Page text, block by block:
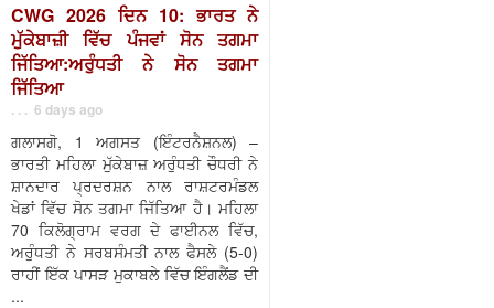
CWG 2026 ਦਿਨ 10: ਭਾਰਤ ਨੇ
ਮੁੱਕੇਬਾਜ਼ੀ ਵਿੱਚ ਪੰਜਵਾਂ ਸੋਨ ਤਗਮਾ
ਜਿੱਤਿਆ:ਅਰੁੰਧਤੀ ਨੇ ਸੋਨ ਤਗਮਾ
ਜਿੱਤਿਆ
. . . 6 days ago
ਗਲਾਸਗੋ, 1 ਅਗਸਤ (ਇੰਟਰਨੈਸ਼ਨਲ) –
ਭਾਰਤੀ ਮਹਿਲਾ ਮੁੱਕੇਬਾਜ਼ ਅਰੁੰਧਤੀ ਚੌਧਰੀ ਨੇ
ਸ਼ਾਨਦਾਰ ਪ੍ਰਦਰਸ਼ਨ ਨਾਲ ਰਾਸ਼ਟਰਮੰਡਲ
ਖੇਡਾਂ ਵਿੱਚ ਸੋਨ ਤਗਮਾ ਜਿੱਤਿਆ ਹੈ। ਮਹਿਲਾ
70 ਕਿਲੋਗ੍ਰਾਮ ਵਰਗ ਦੇ ਫਾਈਨਲ ਵਿੱਚ,
ਅਰੁੰਧਤੀ ਨੇ ਸਰਬਸੰਮਤੀ ਨਾਲ ਫੈਸਲੇ (5-0)
ਰਾਹੀਂ ਇੱਕ ਪਾਸੜ ਮੁਕਾਬਲੇ ਵਿੱਚ ਇੰਗਲੈਂਡ ਦੀ
...